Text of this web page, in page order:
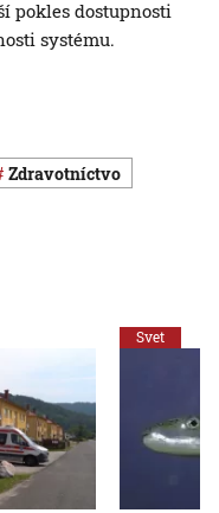
pokles dostupnosti
systému.
Zdravotníctvo
Svet